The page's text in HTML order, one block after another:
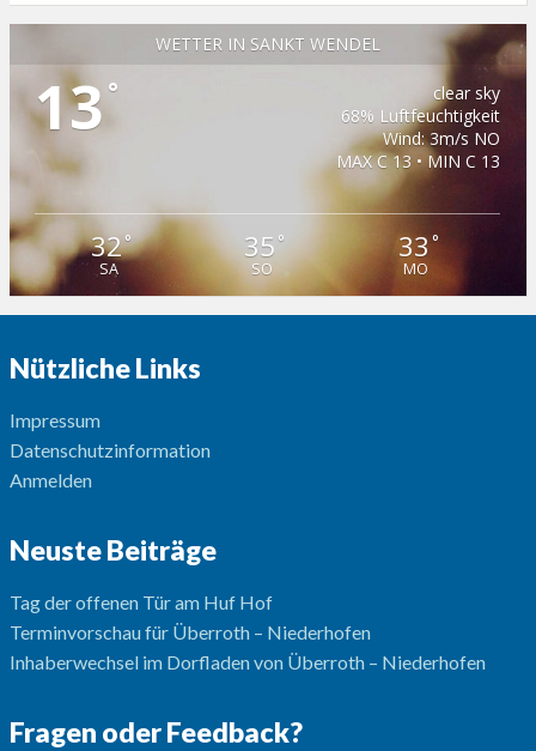
WETTER IN SANKT WENDEL
13°
clear sky
68% Luftfeuchtigkeit
Wind: 3m/s NO
MAX C 13 • MIN C 13
32°
SA
35 °
SO
33°
MO
Nützliche Links
Impressum
Datenschutzinformation
Anmelden
Neuste Beiträge
Tag der offenen Tür am Huf Hof
Terminvorschau für Überroth – Niederhofen
Inhaberwechsel im Dorfladen von Überroth – Niederhofen
Fragen oder Feedback?